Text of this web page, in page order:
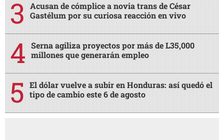
Acusan de cómplice a novia trans de César
Gastélum por su curiosa reacción en vivo
Serna agiliza proyectos por más de L35,000
millones que generarán empleo
El dólar vuelve a subir en Honduras: así quedó el
tipo de cambio este 6 de agosto